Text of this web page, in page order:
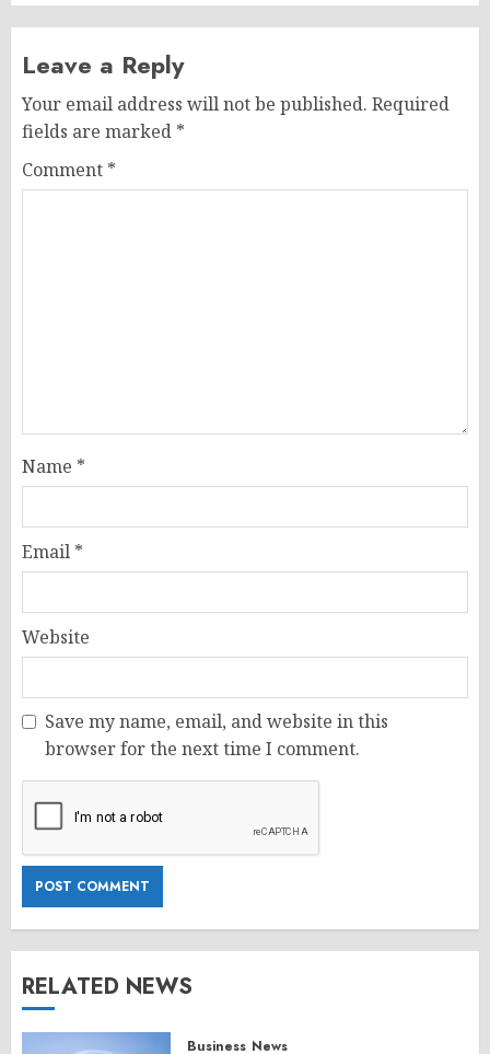
Leave a Reply
Your email address will not be published. Required
fields are marked *
Comment *
Name *
Email *
Website
Save my name, email, and website in this
browser for the next time I comment.
RELATED NEWS
Business News